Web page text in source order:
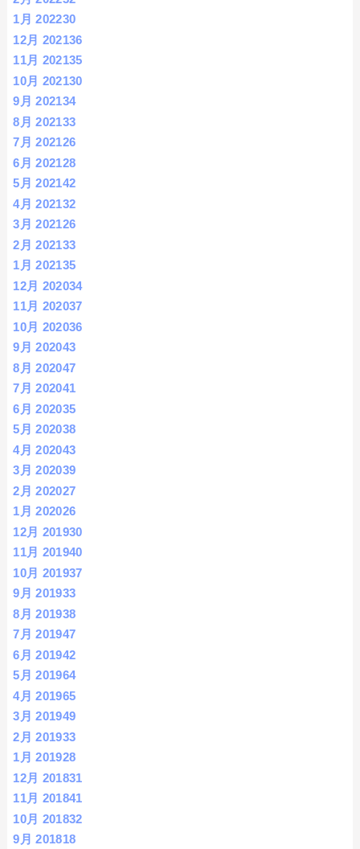
1月 202230
12月 202136
11月 202135
10月 202130
9月 202134
8月 202133
7月 202126
6月 202128
5月 202142
4月 202132
3月 202126
2月 202133
1月 202135
12月 202034
11月 202037
10月 202036
9月 202043
8月 202047
7月 202041
6月 202035
5月 202038
4月 202043
3月 202039
2月 202027
1月 202026
12月 201930
11月 201940
10月 201937
9月 201933
8月 201938
7月 201947
6月 201942
5月 201964
4月 201965
3月 201949
2月 201933
1月 201928
12月 201831
11月 201841
10月 201832
9月 201818